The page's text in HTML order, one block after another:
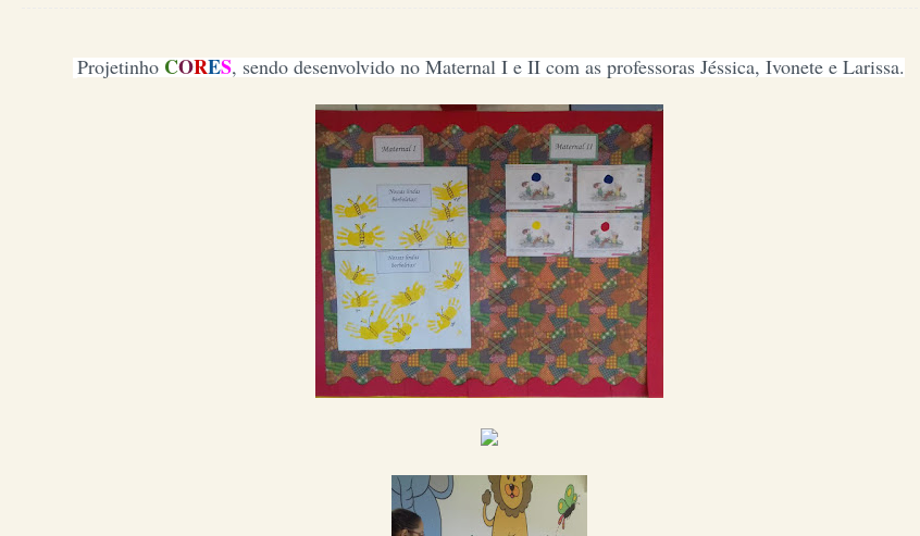
Projetinho CORES, sendo desenvolvido no Maternal I e II com as professoras Jéssica, Ivonete e Larissa.